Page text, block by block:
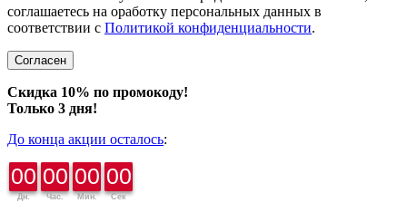
соглашаетесь на оработку персональных данных в
соответствии с Политикой конфиденциальности.
Согласен
Скидка 10% по промокоду!
Только 3 дня!
До конца акции осталось:
00
Дн.
00
Час.
00
Мин.
00
Сек